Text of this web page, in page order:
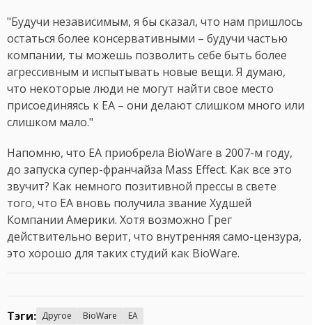
"Будучи независимым, я бы сказал, что нам пришлось
остаться более консервативными – будучи частью
компании, ты можешь позволить себе быть более
агрессивным и испытывать новые вещи. Я думаю,
что некоторые люди не могут найти свое место
присоединяясь к EA – они делают слишком много или
слишком мало."
Напомню, что EA приобрела BioWare в 2007-м году,
до запуска супер-франчайза Mass Effect. Как все это
звучит? Как немного позитивной прессы в свете
того, что EA вновь получила звание Худшей
Компании Америки. Хотя возможно Грег
действительно верит, что внутренняя само-цензура,
это хорошо для таких студий как BioWare.
Тэги: Другое BioWare EA